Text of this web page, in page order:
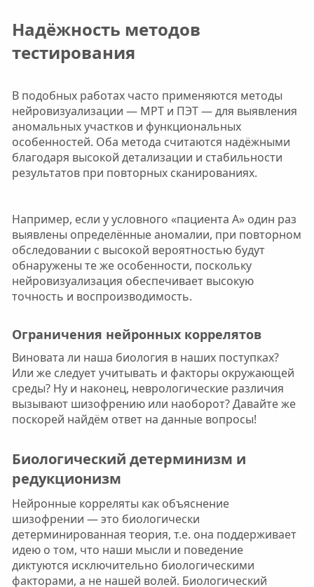
Надёжность методов
тестирования​
В подобных работах часто применяются методы
нейровизуализации — МРТ и ПЭТ — для выявления
аномальных участков и функциональных
особенностей. Оба метода считаются надёжными
благодаря высокой детализации и стабильности
результатов при повторных сканированиях.
Например, если у условного «пациента A» один раз
выявлены определённые аномалии, при повторном
обследовании с высокой вероятностью будут
обнаружены те же особенности, поскольку
нейровизуализация обеспечивает высокую
точность и воспроизводимость.
Ограничения нейронных коррелятов​
Виновата ли наша биология в наших поступках?
Или же следует учитывать и факторы окружающей
среды? Ну и наконец, неврологические различия
вызывают шизофрению или наоборот? Давайте же
поскорей найдём ответ на данные вопросы!
Биологический детерминизм и
редукционизм​
Нейронные корреляты как объяснение
шизофрении — это биологически
детерминированная теория, т.е. она поддерживает
идею о том, что наши мысли и поведение
диктуются исключительно биологическими
факторами, а не нашей волей. Биологический